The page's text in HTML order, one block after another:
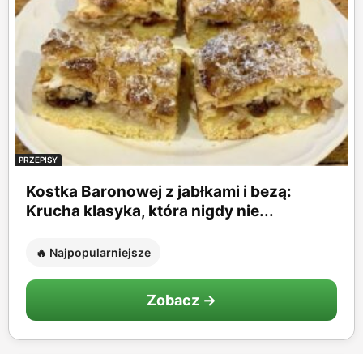
PRZEPISY
Kostka Baronowej z jabłkami i bezą:
Krucha klasyka, która nigdy nie...
🔥 Najpopularniejsze
Zobacz →